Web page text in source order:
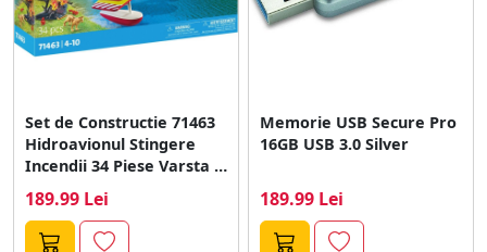
Set de Constructie 71463
Hidroavionul Stingere
Incendii 34 Piese Varsta 3
189.99 Lei
Memorie USB Secure Pro
16GB USB 3.0 Silver
189.99 Lei